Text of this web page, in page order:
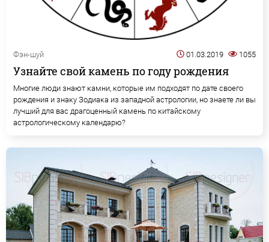
Фэн-шуй 01.03.2019 1055
Узнайте свой камень по году рождения
Многие люди знают камни, которые им подходят по дате своего
рождения и знаку Зодиака из западной астрологии, но знаете ли вы
лучший для вас драгоценный камень по китайскому
астрологическому календарю?